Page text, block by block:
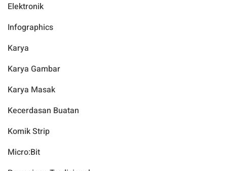
Elektronik
Infographics
Karya
Karya Gambar
Karya Masak
Kecerdasan Buatan
Komik Strip
Micro:Bit